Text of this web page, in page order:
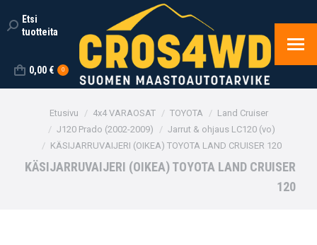
Search:
Etsi
tuotteita
0,00 € 0
You are here:
Etusivu 4x4 VARAOSAT TOYOTA
Land Cruiser
J120 Prado (2002-2009)
Jarrut & ohjaus LC120 (vo)
KÄSIJARRUVAIJERI (OIKEA) TOYOTA LAND CRUISER 120
KÄSIJARRUVAIJERI (OIKEA) TOYOTA LAND CRUISER
120